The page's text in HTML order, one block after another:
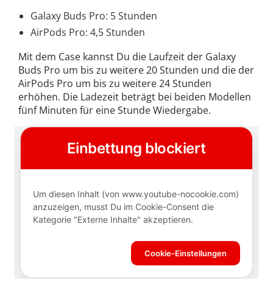
Galaxy Buds Pro: 5 Stunden
AirPods Pro: 4,5 Stunden
Mit dem Case kannst Du die Laufzeit der Galaxy
Buds Pro um bis zu weitere 20 Stunden und die der
AirPods Pro um bis zu weitere 24 Stunden
erhöhen. Die Ladezeit beträgt bei beiden Modellen
fünf Minuten für eine Stunde Wiedergabe.